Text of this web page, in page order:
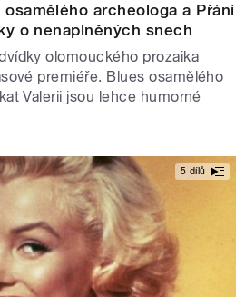
archeologa a Přání
o nenaplněných snech
olomouckého prozaika
premiéře. Blues osamělého
Valerii jsou lehce humorné
5 dílů